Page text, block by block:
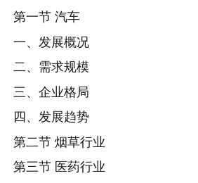
第一节 汽车
一、发展概况
二、需求规模
三、企业格局
四、发展趋势
第二节 烟草行业
第三节 医药行业